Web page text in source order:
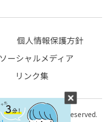
個人情報保護方針
ソーシャルメディア
リンク集
All Rights Reserved.